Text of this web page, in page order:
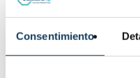
Consentimiento
Estudiar es la mejor
creatividad